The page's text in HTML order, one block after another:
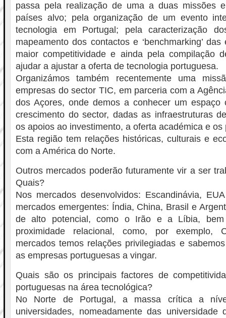
passa pela realização de uma a duas missões
países alvo; pela organização de um evento
tecnologia em Portugal; pela caracterização
mapeamento dos contactos e ‘benchmarking’
maior competitividade e ainda pela compilação
ajudar a ajustar a oferta de tecnologia portuguesa.
Organizámos também recentemente uma
empresas do sector TIC, em parceria com a
dos Açores, onde demos a conhecer um espaço
crescimento do sector, dadas as infraestruturas
os apoios ao investimento, a oferta académica e
Esta região tem relações históricas, culturais e
com a América do Norte.
Outros mercados poderão futuramente vir a ser
Quais?
Nos mercados desenvolvidos: Escandinávia,
mercados emergentes: Índia, China, Brasil e
de alto potencial, como o Irão e a Líbia, bem
proximidade relacional, como, por exemplo,
mercados temos relações privilegiadas e
as empresas portuguesas a vingar.
Quais são os principais factores de
portuguesas na área tecnológica?
No Norte de Portugal, a massa crítica a
universidades, nomeadamente das